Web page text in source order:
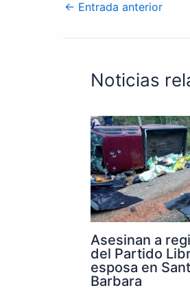
← Entrada anterior
Noticias
Asesinan a
del Partido
esposa en
Barbara